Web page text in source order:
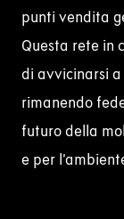
punti vendita
Questa rete in
di avvicinarsi a
rimanendo
futuro della
e per